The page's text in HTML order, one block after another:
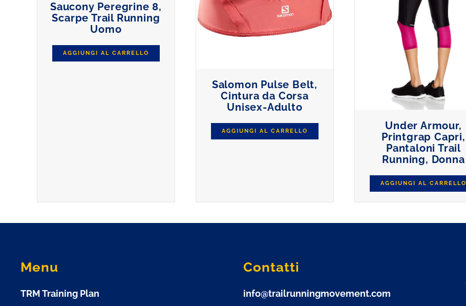
Saucony Peregrine 8,
Scarpe Trail Running
Uomo
AGGIUNGI AL CARRELLO
Salomon Pulse Belt,
Cintura da Corsa
Unisex-Adulto
AGGIUNGI AL CARRELLO
Under Armour,
Printgrap Capri,
Pantaloni Trail
Running, Donna
AGGIUNGI AL CARRELLO
Menu
TRM Training Plan
Contatti
info@trailrunningmovement.com